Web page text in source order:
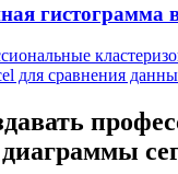
гистограмма
для сравнения